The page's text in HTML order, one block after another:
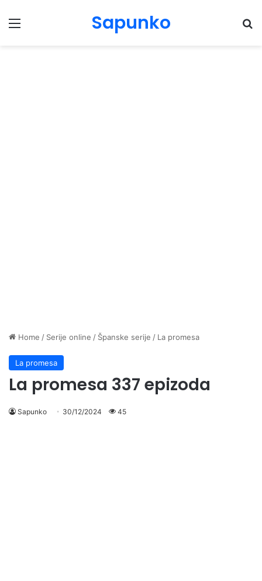
Menu Sapunko
Home / Serije online / Španske serije / La promesa
La promesa
La promesa 337 epizoda
Sapunko 30/12/2024 45